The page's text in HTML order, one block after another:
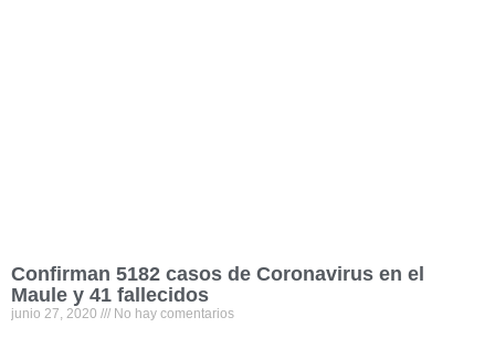
Confirman 5182 casos de Coronavirus en el
Maule y 41 fallecidos
junio 27, 2020 No hay comentarios